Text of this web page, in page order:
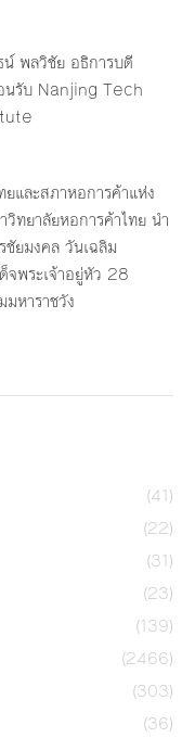
น์ พลวิชัย อธิการบดี
นรับ Nanjing Tech
และสภาหอการค้าแห่ง
วิทยาลัยหอการค้าไทย นำ
ยมงคล วันเฉลิม
จพระเจ้าอยู่หัว 28
หาราชวัง
(41)
(22)
(31)
(23)
(139)
(2466)
(303)
(36)